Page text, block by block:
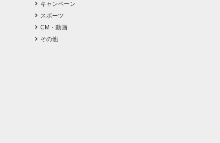
キャンペーン
スポーツ
CM・動画
その他